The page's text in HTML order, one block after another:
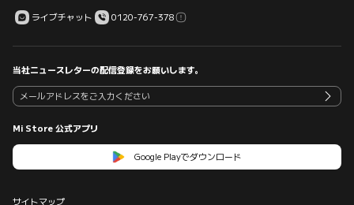
ライブチャット 0120-767-378
当社ニュースレターの配信登録をお願いします。
Mi Store 公式アプリ
Google Playでダウンロード
サイトマップ